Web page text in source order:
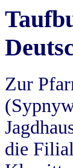
Zur
die